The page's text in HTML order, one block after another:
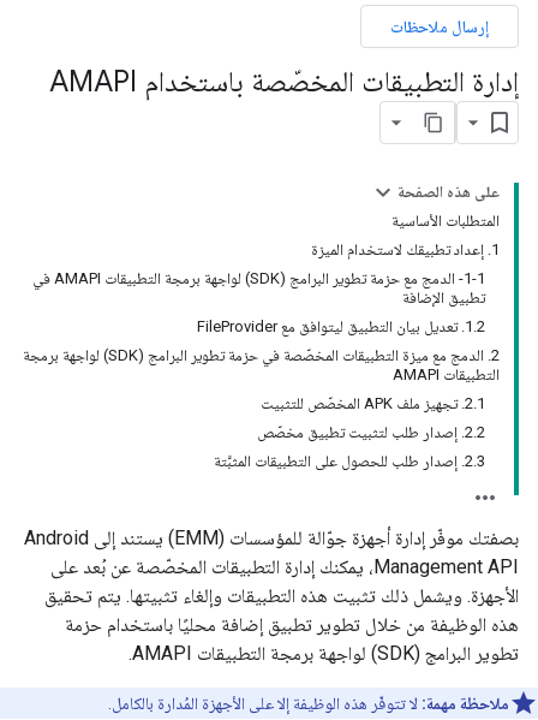
إرسال ملاحظات
إدارة التطبيقات المخصّصة باستخدام AMAPI
على هذه الصفحة
المتطلبات الأساسية
1. إعداد تطبيقك لاستخدام الميزة
1-1- الدمج مع حزمة تطوير البرامج (SDK) لواجهة برمجة التطبيقات AMAPI في
تطبيق الإضافة
1.2. تعديل بيان التطبيق ليتوافق مع FileProvider
2. الدمج مع ميزة التطبيقات المخصّصة في حزمة تطوير البرامج (SDK) لواجهة برمجة
التطبيقات AMAPI
2.1. تجهيز ملف APK المخصّص للتثبيت
2.2. إصدار طلب لتثبيت تطبيق مخصّص
‫2.3. إصدار طلب للحصول على التطبيقات المثبَّتة
بصفتك موفّر إدارة أجهزة جوّالة للمؤسسات (EMM) يستند إلى Android
Management API، يمكنك إدارة التطبيقات المخصّصة عن بُعد على
الأجهزة. ويشمل ذلك تثبيت هذه التطبيقات وإلغاء تثبيتها. يتم تحقيق
هذه الوظيفة من خلال تطوير تطبيق إضافة محليًا باستخدام حزمة
تطوير البرامج (SDK) لواجهة برمجة التطبيقات AMAPI.
ملاحظة مهمة: لا تتوفّر هذه الوظيفة إلا على الأجهزة المُدارة بالكامل.